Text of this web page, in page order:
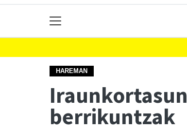
HAREMAN
berrikuntzak